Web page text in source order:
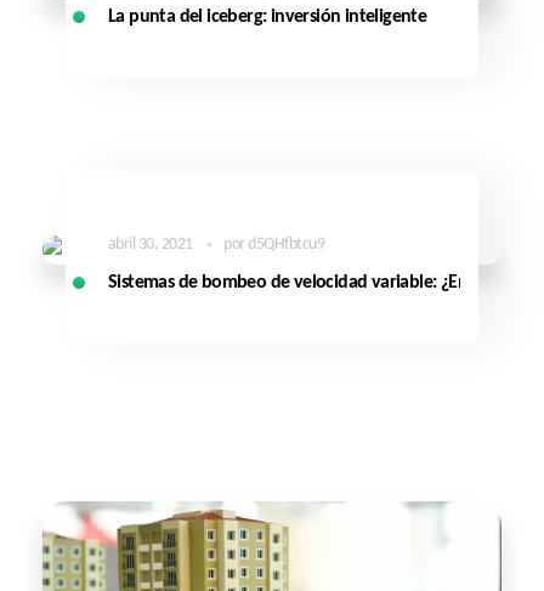
La punta del iceberg: inversión inteligente
abril 30, 2021 pord5QHfbtcu9
Sistemas de bombeo de velocidad variable: ¿En verdad